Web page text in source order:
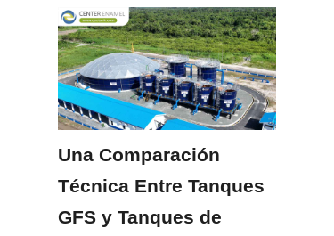
Una Comparación
Técnica Entre Tanques
GFS y Tanques de